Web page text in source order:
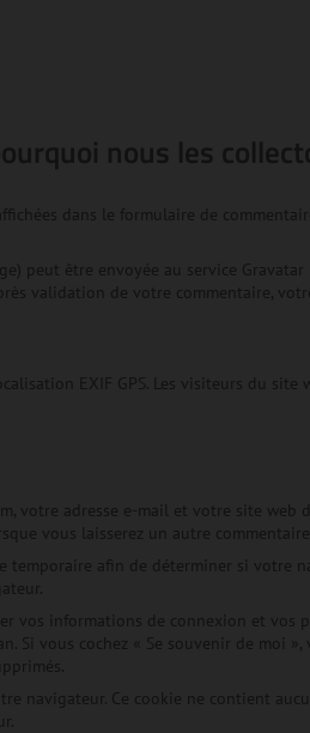
nous les
dans le formulaire de
peut être envoyée au service
validation de votre commentaire,
EXIF GPS. Les visiteurs du site
adresse e-mail et votre site web
vous laisserez un autre
afin de déterminer si votre
informations de connexion et vos
vous cochez « Se souvenir de moi »,
navigateur. Ce cookie ne contient